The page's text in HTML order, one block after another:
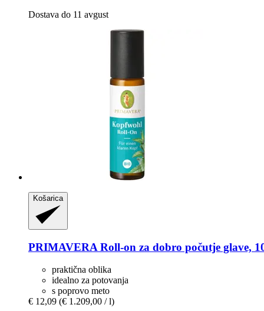
Dostava do 11 avgust
Košarica
PRIMAVERA Roll-​on za dobro počutje glave,
praktična oblika
idealno za potovanja
s poprovo meto
€ 12,09 (€ 1.209,00 / l)